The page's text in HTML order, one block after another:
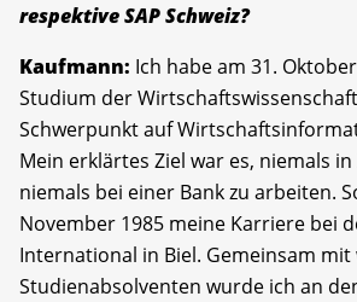
respektive SAP Schweiz?
Kaufmann: Ich habe am 31.
Studium der
Schwerpunkt auf
Mein erklärtes Ziel war es, niemals
niemals bei einer Bank zu arbeiten.
November 1985 meine Karriere bei
International in Biel. Gemeinsam mit
Studienabsolventen wurde ich an